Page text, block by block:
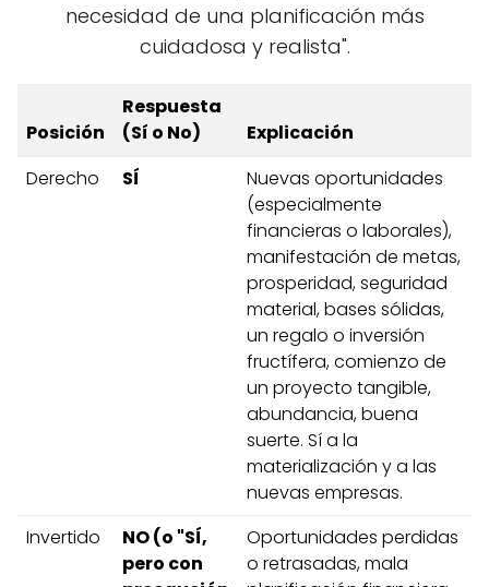
necesidad de una planificación más
cuidadosa y realista".
Posición
Respuesta
(Sí o No)
Explicación
Derecho
SÍ
Nuevas oportunidades
(especialmente
financieras o laborales),
manifestación de metas,
prosperidad, seguridad
material, bases sólidas,
un regalo o inversión
fructífera, comienzo de
un proyecto tangible,
abundancia, buena
suerte. Sí a la
materialización y a las
nuevas empresas.
Invertido
NO (o "SÍ,
pero con
Oportunidades perdidas
o retrasadas, mala